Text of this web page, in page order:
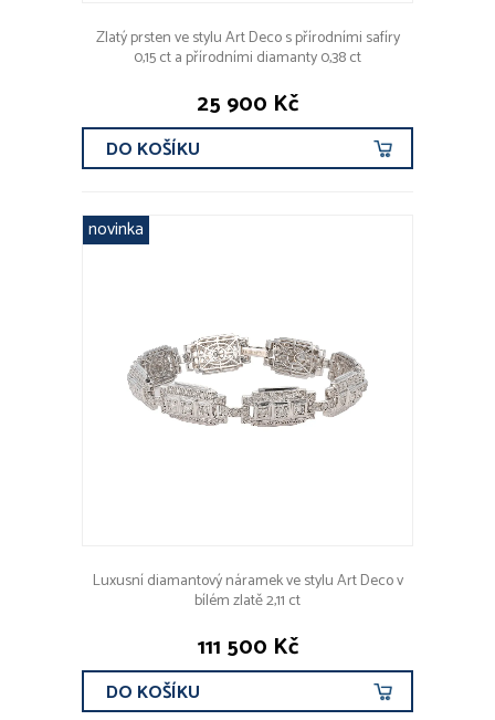
Zlatý prsten ve stylu Art Deco s přírodními safíry
0,15 ct a přírodními diamanty 0,38 ct
25 900 Kč
DO KOŠÍKU
novinka
Luxusní diamantový náramek ve stylu Art Deco v
bílém zlatě 2,11 ct
111 500 Kč
DO KOŠÍKU